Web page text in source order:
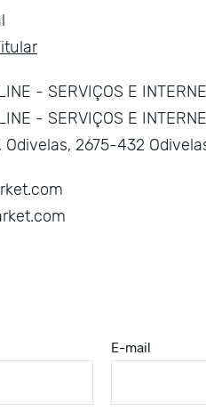
- SERVIÇOS E
- SERVIÇOS E
Odivelas, 2675-432
E-mail